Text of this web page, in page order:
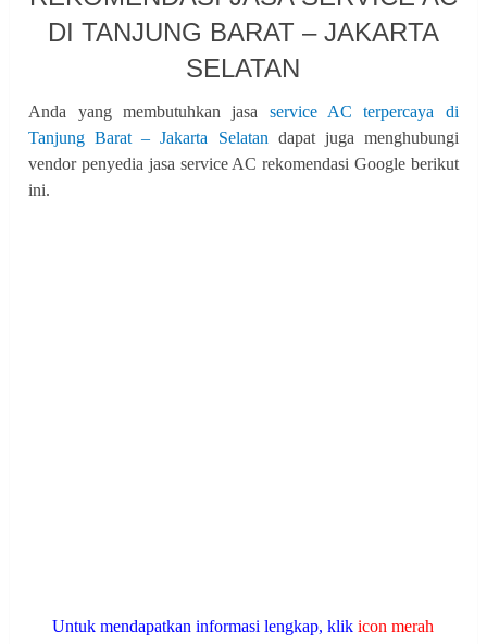
DI TANJUNG BARAT – JAKARTA
SELATAN
Anda yang membutuhkan jasa service AC terpercaya di
Tanjung Barat – Jakarta Selatan dapat juga menghubungi
vendor penyedia jasa service AC rekomendasi Google berikut
ini.
Untuk mendapatkan informasi lengkap, klikicon merah